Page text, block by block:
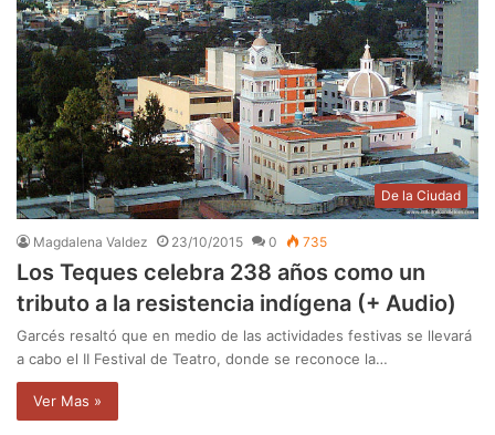
De la Ciudad
Magdalena Valdez 23/10/2015 0 735
Los Teques celebra 238 años como un
tributo a la resistencia indígena (+ Audio)
Garcés resaltó que en medio de las actividades festivas se llevará
a cabo el II Festival de Teatro, donde se reconoce la…
Ver Mas »